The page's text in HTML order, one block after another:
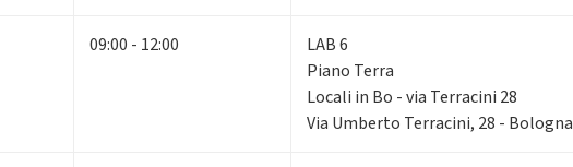
09:00 - 12:00
LAB 6
Piano Terra
Locali in Bo - via Terracini 28
Via Umberto Terracini, 28 - Bologna